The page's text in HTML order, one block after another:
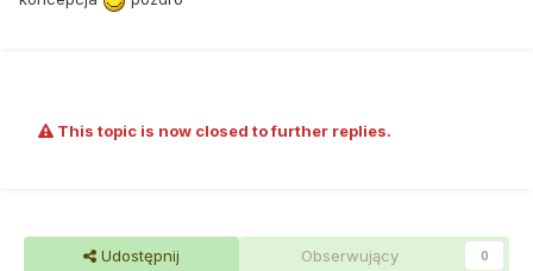
This topic is now closed to further replies.
Udostępnij Obserwujący 0